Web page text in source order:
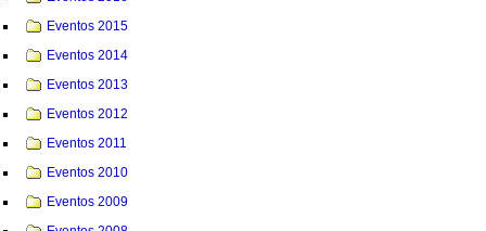
Eventos 2015
Eventos 2014
Eventos 2013
Eventos 2012
Eventos 2011
Eventos 2010
Eventos 2009